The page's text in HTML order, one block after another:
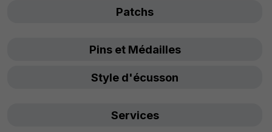
Patchs
Pins et Médailles
Style d'écusson
Services